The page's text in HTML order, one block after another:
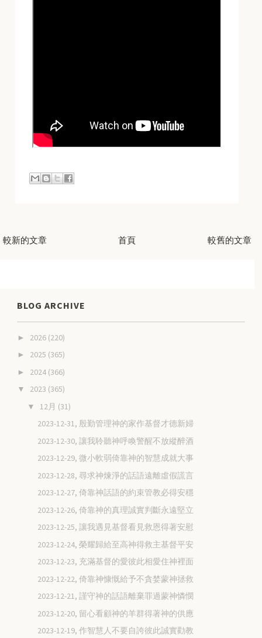
較新的文章 較舊的文章
首頁
BLOG ARCHIVE
► 2026 (220)
► 2025 (365)
► 2024 (366)
▼ 2023 (365)
▼ 12月 (31)
2023-12-31, 殷勤管理神的家作基督才德新婦
2023-12-30, 讓我聆聽神呼喚警醒不放縱醉酒
2023-12-29, 微小軟弱倚靠神的智慧成就大事
2023-12-28, 尋求神煉淨的話語遠離虛假謊言
2023-12-27, 倚靠神話語的約束管教必得安穩
2023-12-26, 倚靠神的真理誠實判斷永遠堅立
2023-12-25, 讓我遇見基督看見救恩得著安慰
2023-12-24, 榮耀歸給至高神得救主基督平安
2023-12-23, 充滿基督的愛彼此相愛住神裡面
2023-12-22, 倚靠神慷慨給予不貪婪蒙神拯救
2023-12-21, 謹守神的話語離棄罪過蒙神憐憫
2023-12-20, 留心看顧神的羊群得著神的供應
2023-12-19, 作智慧人不要自誇彼此誠實勸教